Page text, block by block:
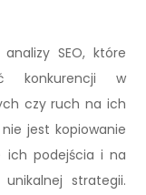
SEO, które
konkurencji w
czy ruch na ich
jest kopiowanie
ich podejścia i na
strategii.